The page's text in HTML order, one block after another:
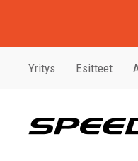
Yritys Esitteet